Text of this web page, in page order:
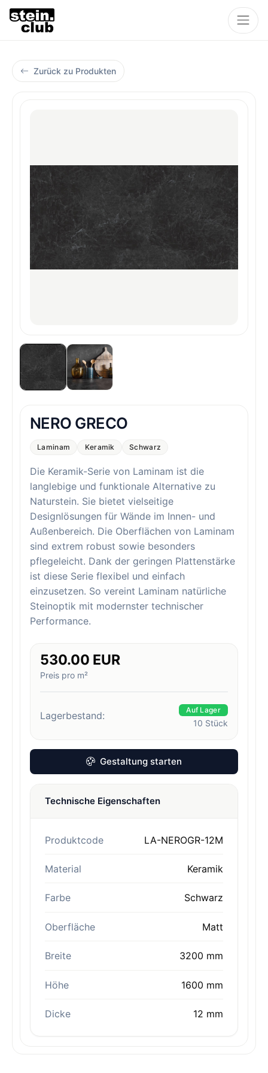
Zurück zu Produkten
NERO GRECO
Laminam Keramik Schwarz
Die Keramik-Serie von Laminam ist die
langlebige und funktionale Alternative zu
Naturstein. Sie bietet vielseitige
Designlösungen für Wände im Innen- und
Außenbereich. Die Oberflächen von Laminam
sind extrem robust sowie besonders
pflegeleicht. Dank der geringen Plattenstärke
ist diese Serie flexibel und einfach
einzusetzen. So vereint Laminam natürliche
Steinoptik mit modernster technischer
Performance.
530.00 EUR
Preis pro m²
Lagerbestand: Auf Lager
10 Stück
Gestaltung starten
Technische Eigenschaften
Produktcode LA-NEROGR-12M
Material Keramik
Farbe Schwarz
Oberfläche Matt
Breite 3200 mm
Höhe 1600 mm
Dicke 12 mm